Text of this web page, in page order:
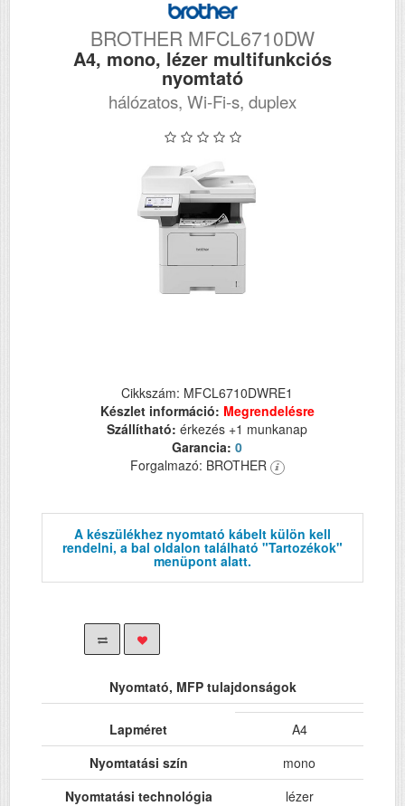
BROTHER MFCL6710DW
A4, mono, lézer multifunkciós
nyomtató
hálózatos, Wi-Fi-s, duplex
Cikkszám: MFCL6710DWRE1
Készlet információ: Megrendelésre
Szállítható: érkezés +1 munkanap
Garancia: 0
Forgalmazó: BROTHER
A készülékhez nyomtató kábelt külön kell
rendelni, a bal oldalon található "Tartozékok"
menüpont alatt.
Nyomtató, MFP tulajdonságok
Lapméret
A4
Nyomtatási szín
mono
Nyomtatási technológia
lézer